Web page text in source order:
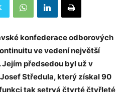
konfederace odborových
ve vedení největší
předsedou byl už v
Středula, který získal 90
funkci tak setrvá čtvrté čtyřleté